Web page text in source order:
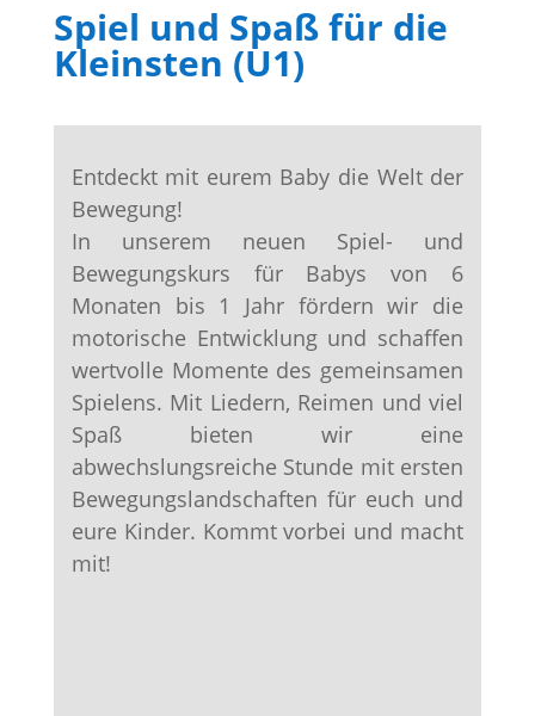
Spiel und Spaß für die
Kleinsten (U1)
Entdeckt mit eurem Baby die Welt der
Bewegung!
In unserem neuen Spiel- und
Bewegungskurs für Babys von 6
Monaten bis 1 Jahr fördern wir die
motorische Entwicklung und schaffen
wertvolle Momente des gemeinsamen
Spielens. Mit Liedern, Reimen und viel
Spaß bieten wir eine
abwechslungsreiche Stunde mit ersten
Bewegungslandschaften für euch und
eure Kinder. Kommt vorbei und macht
mit!